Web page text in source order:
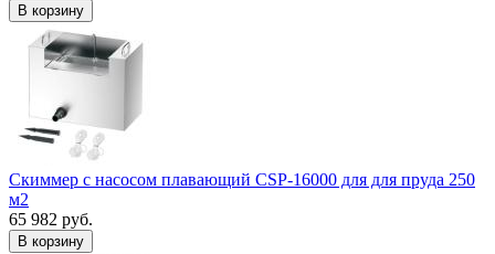
В корзину
Скиммер с насосом плавающий CSP-16000 для для пруда 250
м2
65 982 руб.
В корзину